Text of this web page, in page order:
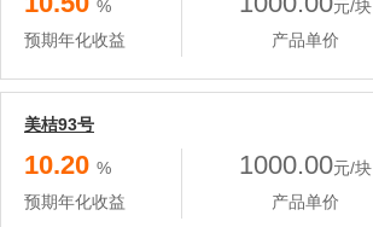
%
预期年化收益
元/块
产品单价
美桔93号
10.20 %
预期年化收益
1000.00元/块
产品单价